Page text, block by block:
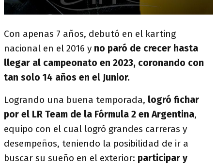
Con apenas 7 años, debutó en el karting
nacional en el 2016 y no paró de crecer hasta
llegar al campeonato en 2023, coronando con
tan solo 14 años en el Junior.
Logrando una buena temporada, logró fichar
por el LR Team de la Fórmula 2 en Argentina,
equipo con el cual logró grandes carreras y
desempeños, teniendo la posibilidad de ir a
buscar su sueño en el exterior: participar y